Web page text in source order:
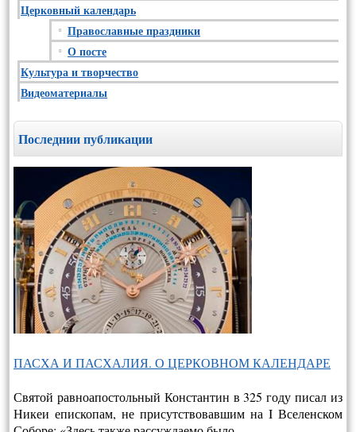
Церковный календарь
Православные праздники
О посте
Культура и творчество
Видеоматериалы
Последнии публикации
ПАСХА И ПАСХАЛИЯ. О ЦЕРКОВНОМ КАЛЕНДАРЕ
Святой равноапостольный Константин в 325 году писал из
Никеи епископам, не присутствовавшим на I Вселенском